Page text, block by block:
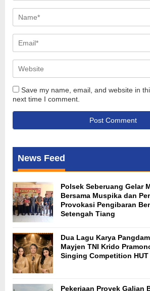
Save my name, email, and website in
next time I comment.
News Feed
Polsek Seberuang Gelar
Bersama Muspika dan
Provokasi Pengibaran
Setengah Tiang
Dua Lagu Karya
Mayjen TNI Krido
Singing Competition HUT
Pekerjaan Proyek Galian